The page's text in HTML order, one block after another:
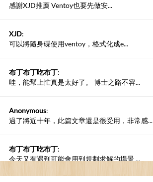
感謝XJD推薦 Ventoy也要先做安...
XJD:
可以將隨身碟使用ventoy，格式化成e...
布丁布丁吃布丁:
哇，能幫上忙真是太好了。 博士之路不容...
Anonymous:
過了將近十年，此篇文章還是很受用，非常感...
布丁布丁吃布丁:
今天又有遇到可能會用到規劃求解的場景 ...